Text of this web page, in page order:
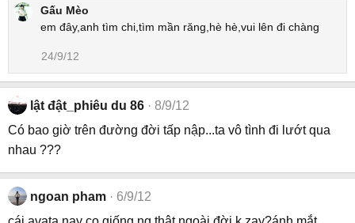
e
a
i
o
n
s
Gấu Mèo
em đây,anh tìm chi,tìm mần răng,hè hè,vui lên đi chàng
24/9/12
lật đật_phiêu du 86
8/9/12
Có bao giờ trên đường đời tấp nập...ta vô tình đi lướt qua
nhau ???
ngoan pham
6/9/12